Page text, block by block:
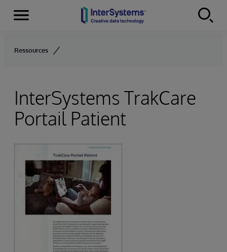
Skip to content
Menu
Ressources
InterSystems TrakCare
Portail Patient